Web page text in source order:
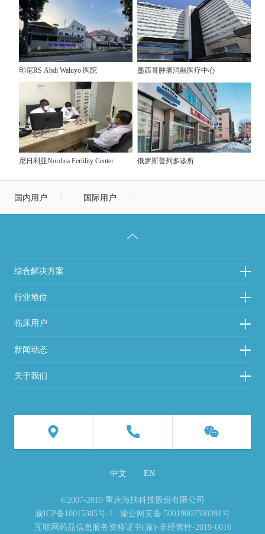
印尼RS Abdi Waluyo 医院 墨西哥肿瘤消融医疗中心
尼日利亚Nordica Fertility Center 俄罗斯普列多诊所
国内用户 国际用户
综合解决方案
行业地位
临床用户
新闻动态
关于我们
中文 EN
©2007-2019 重庆海扶科技股份有限公司
渝ICP备10015385号-1
渝公网安备 50019002500391号
互联网药品信息服务资格证书(渝)-非经营性-2019-0016